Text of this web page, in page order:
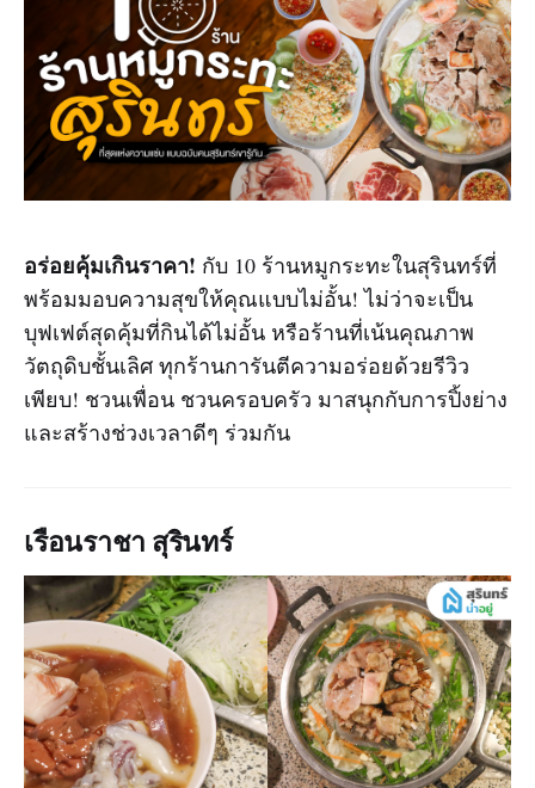
อร่อยคุ้มเกินราคา! กับ 10 ร้านหมูกระทะในสุรินทร์ที่
พร้อมมอบความสุขให้คุณแบบไม่อั้น! ไม่ว่าจะเป็น
บุฟเฟต์สุดคุ้มที่กินได้ไม่อั้น หรือร้านที่เน้นคุณภาพ
วัตถุดิบชั้นเลิศ ทุกร้านการันตีความอร่อยด้วยรีวิว
เพียบ! ชวนเพื่อน ชวนครอบครัว มาสนุกกับการปิ้งย่าง
และสร้างช่วงเวลาดีๆ ร่วมกัน
เรือนราชา สุรินทร์